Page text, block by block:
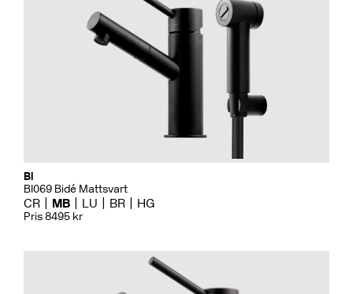
Bi
BI069 Bidé Mattsvart
CR MB LU BR HG
Pris 8495 kr